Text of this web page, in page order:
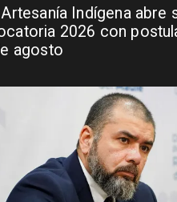
Indígena abre
2026 con
agosto